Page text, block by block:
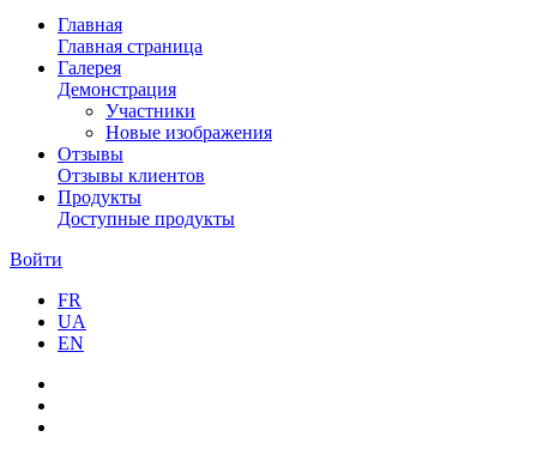
Главная
Главная страница
Галерея
Демонстрация
Участники
Новые изображения
Отзывы
Отзывы клиентов
Продукты
Доступные продукты
Войти
FR
UA
EN